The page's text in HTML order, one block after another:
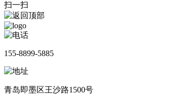
扫一扫
155-8899-5885
青岛即墨区王沙路1500号